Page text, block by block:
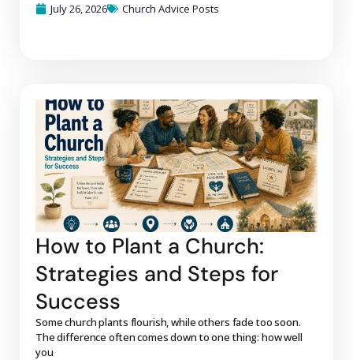
July 26, 2026
Church Advice Posts
How to Plant a Church:
Strategies and Steps for
Success
Some church plants flourish, while others fade too soon.
The difference often comes down to one thing: how well
you